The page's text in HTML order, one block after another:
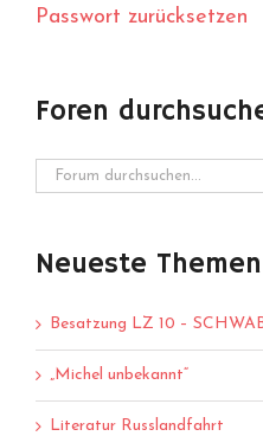
Passwort zurücksetzen
Foren
Neueste Themen
Besatzung LZ 10 –
„Michel unbekannt“
Literatur Russlandfahrt